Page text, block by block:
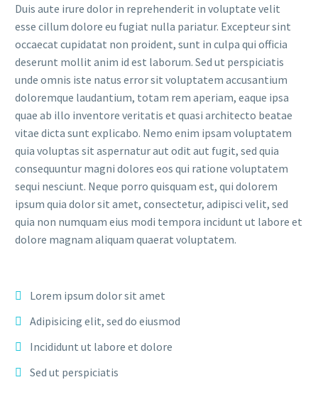
Duis aute irure dolor in reprehenderit in voluptate velit
esse cillum dolore eu fugiat nulla pariatur. Excepteur sint
occaecat cupidatat non proident, sunt in culpa qui officia
deserunt mollit anim id est laborum. Sed ut perspiciatis
unde omnis iste natus error sit voluptatem accusantium
doloremque laudantium, totam rem aperiam, eaque ipsa
quae ab illo inventore veritatis et quasi architecto beatae
vitae dicta sunt explicabo. Nemo enim ipsam voluptatem
quia voluptas sit aspernatur aut odit aut fugit, sed quia
consequuntur magni dolores eos qui ratione voluptatem
sequi nesciunt. Neque porro quisquam est, qui dolorem
ipsum quia dolor sit amet, consectetur, adipisci velit, sed
quia non numquam eius modi tempora incidunt ut labore et
dolore magnam aliquam quaerat voluptatem.
Lorem ipsum dolor sit amet
Adipisicing elit, sed do eiusmod
Incididunt ut labore et dolore
Sed ut perspiciatis